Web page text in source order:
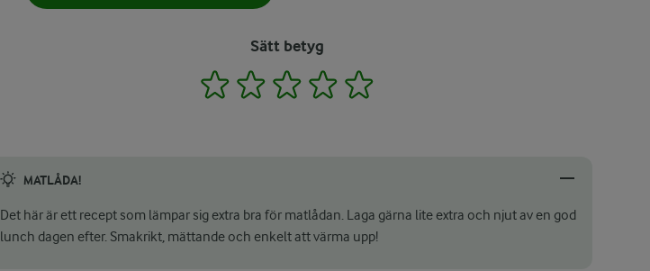
Sätt betyg
1 2 3 4
MATLÅDA!
Det här är ett recept som lämpar sig extra bra för matlådan. Laga gärna lite extra och njut av en god
lunch dagen efter. Smakrikt, mättande och enkelt att värma upp!